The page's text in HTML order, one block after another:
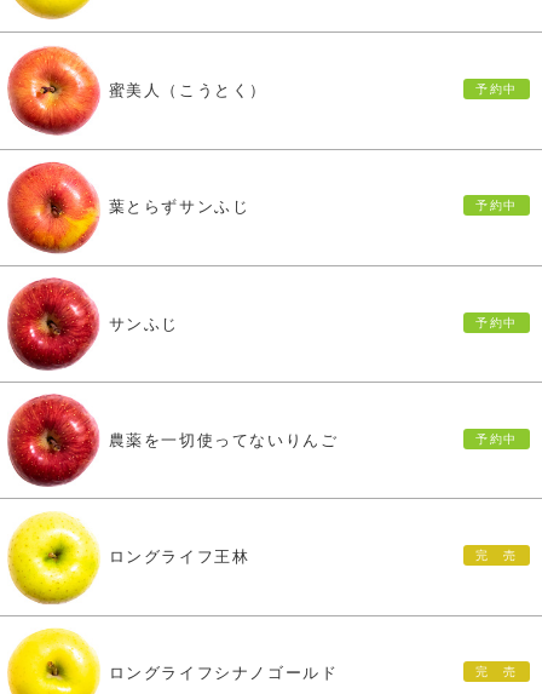
蜜美人（こうとく）
葉とらずサンふじ
サンふじ
農薬を一切使ってないりんご
ロングライフ王林
ロングライフシナノゴールド